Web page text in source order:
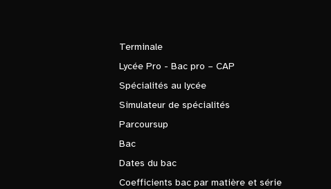
Terminale
Lycée Pro - Bac pro – CAP
Spécialités au lycée
Simulateur de spécialités
Parcoursup
Bac
Dates du bac
Coefficients bac par matière et série